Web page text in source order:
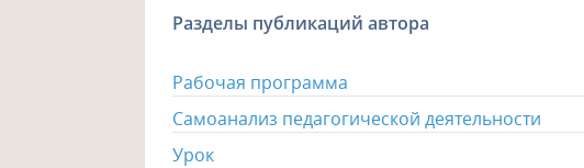
Разделы публикаций автора
Рабочая программа
Самоанализ педагогической деятельности
Урок